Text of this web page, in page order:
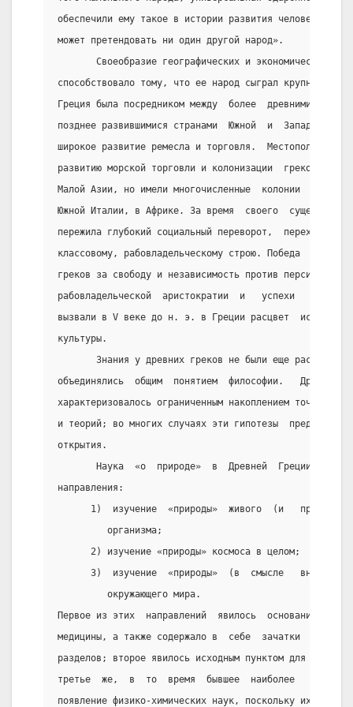
обеспечили ему такое в истории развития
может претендовать ни один другой народ».
Своеобразие географических и экономических
способствовало тому, что ее народ сыграл крупную
Греция была посредником между  более  древними
позднее развившимися странами  Южной  и  Западной
широкое развитие ремесла и торговля.  Местоположение
развитию морской торговли и колонизации  греков.
Малой Азии, но имели многочисленные  колонии  на
Южной Италии, в Африке. За время  своего
пережила глубокий социальный переворот,  переход  от
классовому, рабовладельческому строю. Победа  в
греков за свободу и независимость против персидских
рабовладельческой  аристократии  и   успехи
вызвали в V веке до н. э. в Греции расцвет
культуры.
Знания у древних греков не были еще
объединялись  общим  понятием  философии.
характеризовалось ограниченным накоплением точных
и теорий; во многих случаях эти гипотезы
открытия.
Наука  «о  природе»  в  Древней  Греции
направления:
1)  изучение  «природы»  живого  (и   прежде
         организма;
      2) изучение «природы» космоса в целом;
3)  изучение  «природы»  (в  смысле
         окружающего мира.
Первое из этих  направлений  явилось  основанием
медицины, а также содержало в  себе  зачатки
разделов; второе явилось исходным пунктом для
третье  же,  в  то  время  бывшее  наиболее
появление физико-химических наук, поскольку их